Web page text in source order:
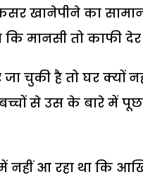
खानेपीने का सामान
कि मानसी तो काफी
चुकी है तो घर क्यों
से उस के बारे में
नहीं आ रहा था कि